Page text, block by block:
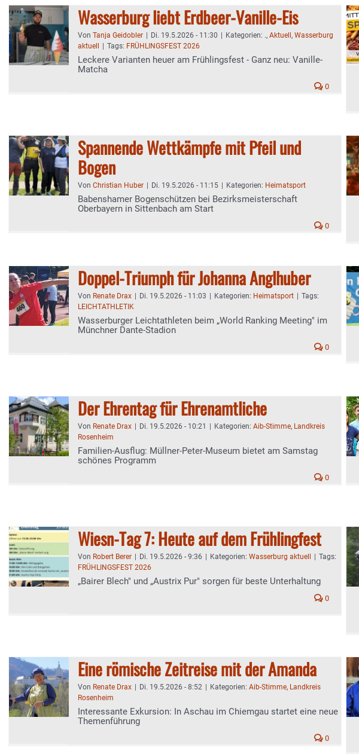
Wasserburg liebt Erdbeer-Vanille-Eis
Von Tanja Geidobler Di. 19.5.2026 - 11:30 Kategorien: ., Aktuell , Wasserburg
aktuell
Tags: FRÜHLINGSFEST 2026
Leckere Varianten heuer am Frühlingsfest - Ganz neu: Vanille-
Matcha
0
Spannende Wettkämpfe mit Pfeil und
Bogen
Von Christian Huber Di. 19.5.2026 - 11:15 Kategorien: Heimatsport
Babenshamer Bogenschützen bei Bezirksmeisterschaft
Oberbayern in Sittenbach am Start
0
Doppel-Triumph für Johanna Anglhuber
Von Renate Drax Di. 19.5.2026 - 11:03 Kategorien: Heimatsport
Tags:
LEICHTATHLETIK
Wasserburger Leichtathleten beim „World Ranking Meeting" im
Münchner Dante‑Stadion
0
Der Ehrentag für Ehrenamtliche
Von Renate Drax Di. 19.5.2026 - 10:21 Kategorien: Aib-Stimme, Landkreis
Rosenheim
Familien-Ausflug: Müllner-Peter-Museum bietet am Samstag
schönes Programm
0
Wiesn-Tag 7: Heute auf dem Frühlingfest
Von Robert Berer Di. 19.5.2026 - 9:36 Kategorien: Wasserburg aktuell
Tags:
FRÜHLINGSFEST 2026
„Bairer Blech" und „Austrix Pur" sorgen für beste Unterhaltung
0
Eine römische Zeitreise mit der Amanda
Von Renate Drax Di. 19.5.2026 - 8:52 Kategorien: Aib-Stimme, Landkreis
Rosenheim
Interessante Exkursion: In Aschau im Chiemgau startet eine neue
Themenführung
0